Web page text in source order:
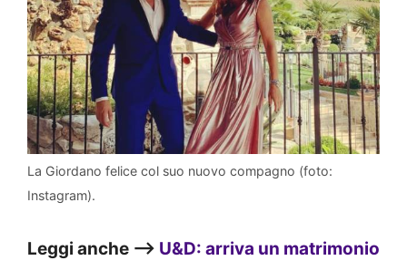
La Giordano felice col suo nuovo compagno (foto:
Instagram).
Leggi anche –> U&D: arriva un matrimonio